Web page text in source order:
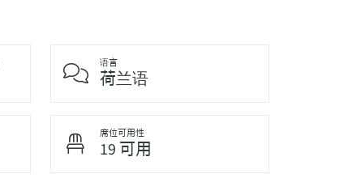
语言
荷兰语
席位可用性
19 可用